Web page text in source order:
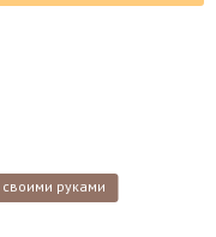
руками